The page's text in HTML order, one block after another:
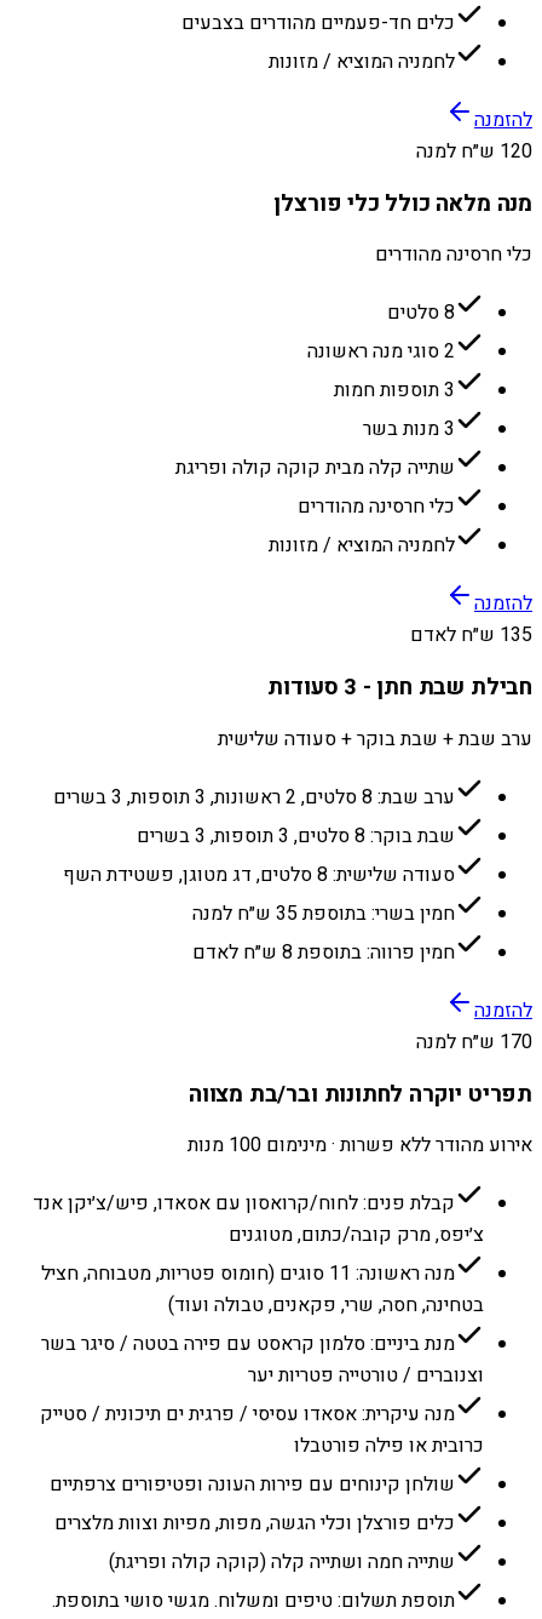
כלים חד-פעמיים מהודרים בצבעים
לחמניה המוציא / מזונות
להזמנה
120 ש״ח למנה
מנה מלאה כולל כלי פורצלן
כלי חרסינה מהודרים
8 סלטים
2 סוגי מנה ראשונה
3 תוספות חמות
3 מנות בשר
שתייה קלה מבית קוקה קולה ופריגת
כלי חרסינה מהודרים
לחמניה המוציא / מזונות
להזמנה
135 ש״ח לאדם
חבילת שבת חתן - 3 סעודות
ערב שבת + שבת בוקר + סעודה שלישית
ערב שבת: 8 סלטים, 2 ראשונות, 3 תוספות, 3 בשרים
שבת בוקר: 8 סלטים, 3 תוספות, 3 בשרים
סעודה שלישית: 8 סלטים, דג מטוגן, פשטידת השף
חמין בשרי: בתוספת 35 ש״ח למנה
חמין פרווה: בתוספת 8 ש״ח לאדם
להזמנה
170 ש״ח למנה
תפריט יוקרה לחתונות ובר/בת מצווה
אירוע מהודר ללא פשרות · מינימום 100 מנות
קבלת פנים: לחוח/קרואסון עם אסאדו, פיש/צ׳יקן אנד
צ׳יפס, מרק קובה/כתום, מטוגנים
מנה ראשונה: 11 סוגים (חומוס פטריות, מטבוחה, חציל
בטחינה, חסה, שרי, פקאנים, טבולה ועוד)
מנת ביניים: סלמון קראסט עם פירה בטטה / סיגר בשר
וצנוברים / טורטייה פטריות יער
מנה עיקרית: אסאדו עסיסי / פרגית ים תיכונית / סטייק
כרובית או פילה פורטבלו
שולחן קינוחים עם פירות העונה ופטיפורים צרפתיים
כלים פורצלן וכלי הגשה, מפות, מפיות וצוות מלצרים
שתייה חמה ושתייה קלה (קוקה קולה ופריגת)
תוספת תשלום: טיפים ומשלוח. מגשי סושי בתוספת.